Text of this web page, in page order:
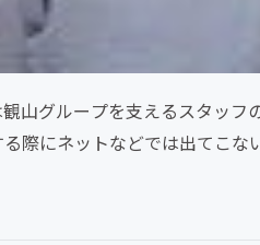
山グループを支えるスタッ
際にネットなどでは出てこ